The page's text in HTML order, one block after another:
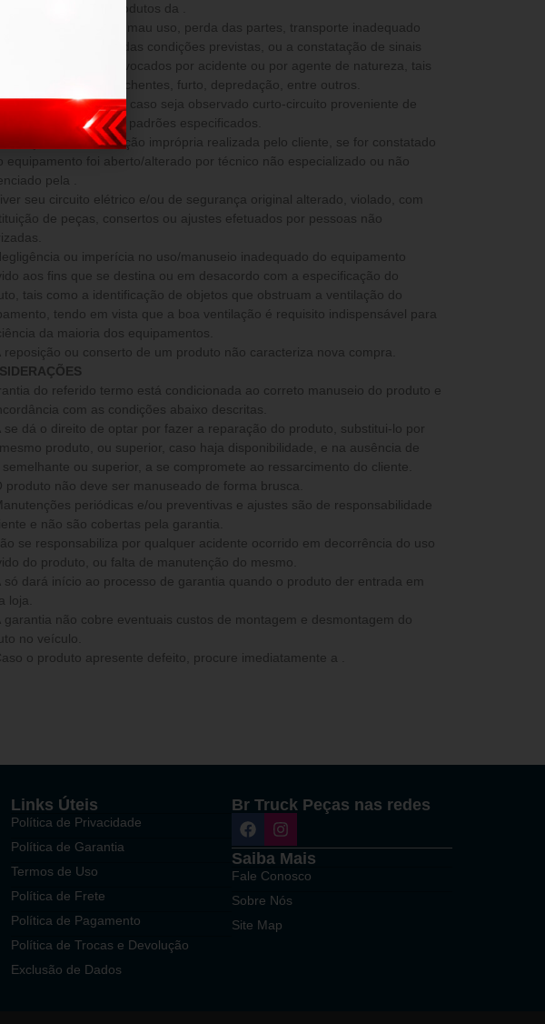
junto com os produtos da .
proveniente de mau uso, perda das partes, transporte inadequado
pelo cliente fora das condições previstas, ou a constatação de sinais
evidenciam danos provocados por acidente ou por agente de natureza, tais
queima, quedas, enchentes, furto, depredação, entre outros.
produtos elétricos caso seja observado curto-circuito proveniente de
elétrica fora dos padrões especificados.
ou manutenção imprópria realizada pelo cliente, se for constatado
equipamento foi aberto/alterado por técnico não especializado ou não
pela .
seu circuito elétrico e/ou de segurança original alterado, violado, com
de peças, consertos ou ajustes efetuados por pessoas não
ou imperícia no uso/manuseio inadequado do equipamento
aos fins que se destina ou em desacordo com a especificação do
tais como a identificação de objetos que obstruam a ventilação do
tendo em vista que a boa ventilação é requisito indispensável para
da maioria dos equipamentos.
reposição ou conserto de um produto não caracteriza nova compra.
do referido termo está condicionada ao correto manuseio do produto e
com as condições abaixo descritas.
produto, ou superior, caso haja disponibilidade, e na ausência de
peça semelhante ou superior, a se compromete ao ressarcimento do cliente.
produto não deve ser manuseado de forma brusca.
periódicas e/ou preventivas e ajustes são de responsabilidade
e não são cobertas pela garantia.
do produto, ou falta de manutenção do mesmo.
loja.
garantia não cobre eventuais custos de montagem e desmontagem do
no veículo.
o produto apresente defeito, procure imediatamente a .
Links Úteis
Política de Privacidade
Política de Garantia
Termos de Uso
Política de Frete
Política de Pagamento
Política de Trocas e Devolução
Exclusão de Dados
Br Truck Peças nas redes
Saiba Mais
Fale Conosco
Sobre Nós
Site Map